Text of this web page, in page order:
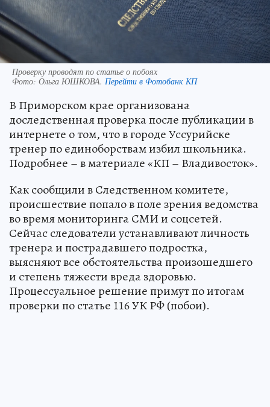
Проверку проводят по статье о побоях
Фото: Ольга ЮШКОВА. Перейти в Фотобанк КП
В Приморском крае организована
доследственная проверка после публикации в
интернете о том, что в городе Уссурийске
тренер по единоборствам избил школьника.
Подробнее – в материале «КП – Владивосток».
Как сообщили в Следственном комитете,
происшествие попало в поле зрения ведомства
во время мониторинга СМИ и соцсетей.
Сейчас следователи устанавливают личность
тренера и пострадавшего подростка,
выясняют все обстоятельства произошедшего
и степень тяжести вреда здоровью.
Процессуальное решение примут по итогам
проверки по статье 116 УК РФ (побои).